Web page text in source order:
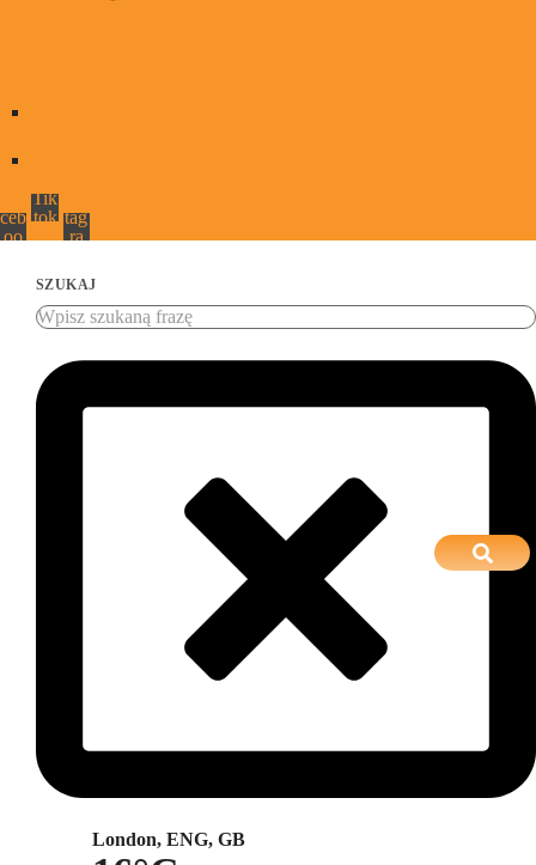
ceb
oo
Tik
tok tag
ra
SZUKAJ
London, ENG, GB